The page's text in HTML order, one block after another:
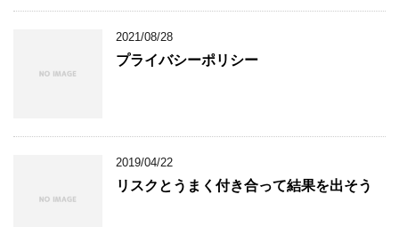
2021/08/28
プライバシーポリシー
2019/04/22
リスクとうまく付き合って結果を出そう